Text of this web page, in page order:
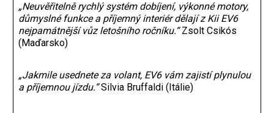
„Neuvěřitelně rychlý systém dobíjení, výkonné motory,
důmyslné funkce a příjemný interiér dělají z Kii EV6
nejpamátnější vůz letošního ročníku.“Zsolt Csikós
(Maďarsko)
„Jakmile usednete za volant, EV6 vám zajistí plynulou
a příjemnou jízdu.“Silvia Bruffaldi (Itálie)